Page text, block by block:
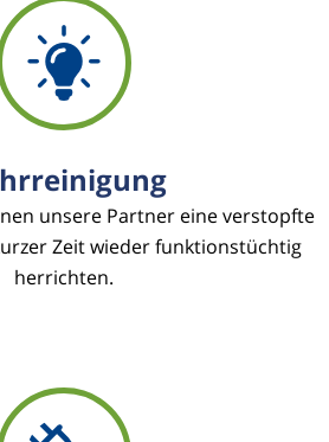
unsere Partner eine verstopfte
Zeit wieder funktionstüchtig
herrichten.